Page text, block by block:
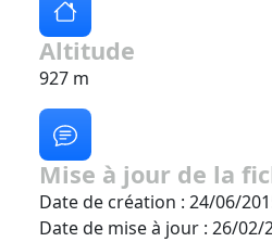
Altitude
927 m
Mise à jour de la
Date de création : 24/06/
Date de mise à jour : 26/02/